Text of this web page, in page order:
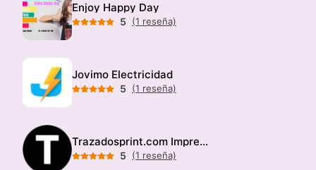
Enjoy Happy Day
5 (1 reseña)
Jovimo Electricidad
5 (1 reseña)
Trazadosprint.com Imprenta
5 (1 reseña)